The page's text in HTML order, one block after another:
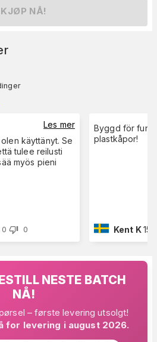
KJØP NÅ!
Les mer
käyttänyt. Se
tulee reilusti
myös pieni
0 0
Byggd för
plastkåpor!
Kent K
NESTE BATCH
NÅ!
– første levering utsolgt!
for levering i august 2026.